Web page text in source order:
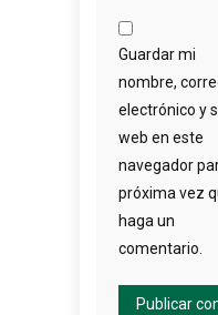
Guardar mi
nombre,
electrónico y
web en este
navegador
próxima vez
haga un
comentario.